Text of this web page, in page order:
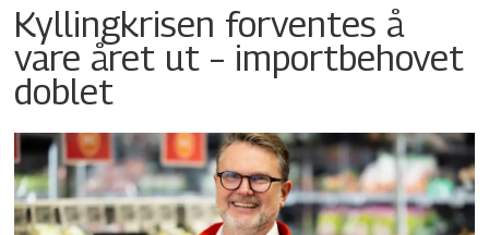
Kyllingkrisen forventes å
vare året ut – importbehovet
doblet